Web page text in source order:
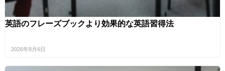
英語のフレーズブックより効果的な英語習得法
2026年8月6日